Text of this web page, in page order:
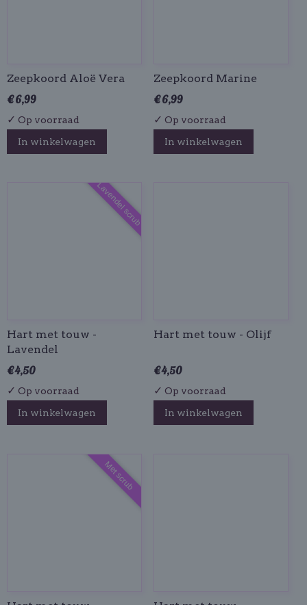
Zeepkoord Aloë Vera
€ 6,99
✓ Op voorraad
In winkelwagen
Zeepkoord Marine
€ 6,99
✓ Op voorraad
In winkelwagen
Lavendel scrub
Hart met touw -
Lavendel
€ 4,50
✓ Op voorraad
In winkelwagen
Hart met touw - Olijf
€ 4,50
✓ Op voorraad
In winkelwagen
Met scrub